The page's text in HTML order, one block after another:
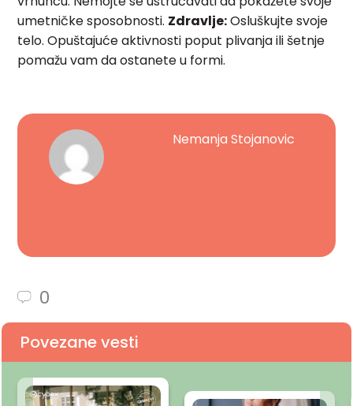
umetničke sposobnosti. Zdravlje:Osluškujte svoje
telo. Opuštajuće aktivnosti poput plivanja ili šetnje
pomažu vam da ostanete u formi.
Nemanja Stojanovic
0
Povezane vesti